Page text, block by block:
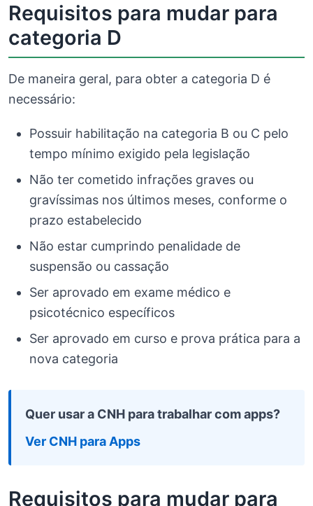
Requisitos para mudar para
categoria D
De maneira geral, para obter a categoria D é
necessário:
Possuir habilitação na categoria B ou C pelo
tempo mínimo exigido pela legislação
Não ter cometido infrações graves ou
gravíssimas nos últimos meses, conforme o
prazo estabelecido
Não estar cumprindo penalidade de
suspensão ou cassação
Ser aprovado em exame médico e
psicotécnico específicos
Ser aprovado em curso e prova prática para a
nova categoria
Quer usar a CNH para trabalhar com apps?
Ver CNH para Apps
Requisitos para mudar para